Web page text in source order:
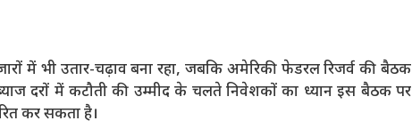
में भी उतार-चढ़ाव बना रहा, जबकि अमेरिकी फेडरल रिजर्व की बैठक
दरों में कटौती की उम्मीद के चलते निवेशकों का ध्यान इस बैठक पर
कर सकता है​।